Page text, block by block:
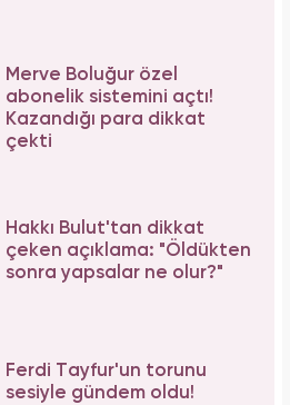
Merve Boluğur özel
abonelik sistemini açtı!
Kazandığı para dikkat
çekti
Hakkı Bulut'tan dikkat
çeken açıklama: "Öldükten
sonra yapsalar ne olur?"
Ferdi Tayfur'un torunu
sesiyle gündem oldu!